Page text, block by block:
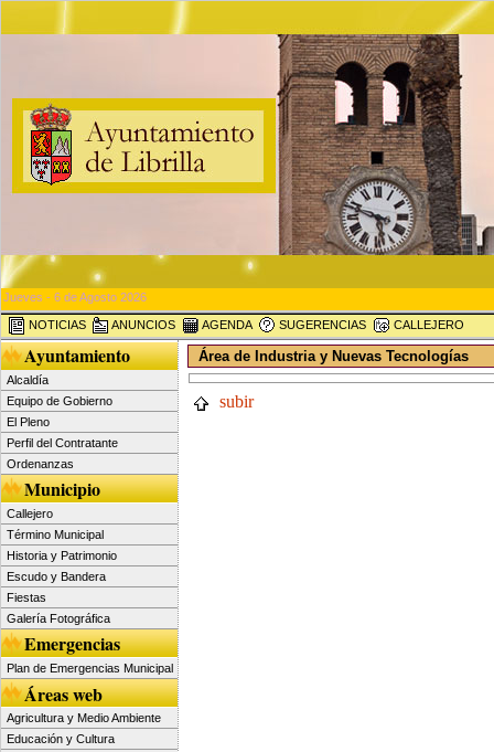
Jueves - 6 de Agosto 2026
NOTICIAS ANUNCIOS AGENDA SUGERENCIAS CALLEJERO
Ayuntamiento
Alcaldía
Equipo de Gobierno
El Pleno
Perfil del Contratante
Ordenanzas
Municipio
Callejero
Término Municipal
Historia y Patrimonio
Escudo y Bandera
Fiestas
Galería Fotográfica
Emergencias
Plan de Emergencias Municipal
Áreas web
Agricultura y Medio Ambiente
Educación y Cultura
Área de Industria y Nuevas Tecnologías
subir